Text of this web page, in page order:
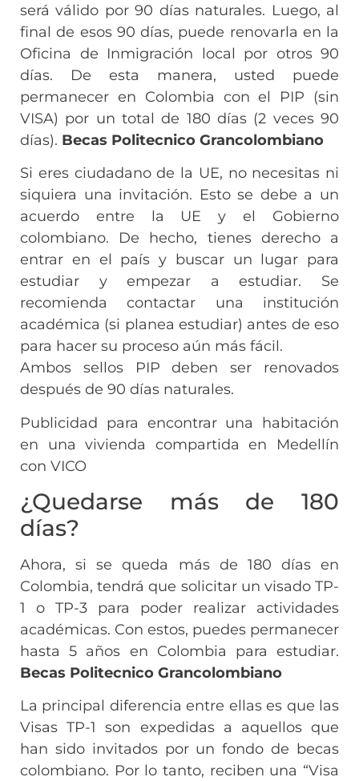
será válido por 90 días naturales. Luego, al
final de esos 90 días, puede renovarla en la
Oficina de Inmigración local por otros 90
días. De esta manera, usted puede
permanecer en Colombia con el PIP (sin
VISA) por un total de 180 días (2 veces 90
días). Becas Politecnico Grancolombiano
Si eres ciudadano de la UE, no necesitas ni
siquiera una invitación. Esto se debe a un
acuerdo entre la UE y el Gobierno
colombiano. De hecho, tienes derecho a
entrar en el país y buscar un lugar para
estudiar y empezar a estudiar. Se
recomienda contactar una institución
académica (si planea estudiar) antes de eso
para hacer su proceso aún más fácil.
Ambos sellos PIP deben ser renovados
después de 90 días naturales.
Publicidad para encontrar una habitación
en una vivienda compartida en Medellín
con VICO
¿Quedarse más de 180
días?
Ahora, si se queda más de 180 días en
Colombia, tendrá que solicitar un visado TP-
1 o TP-3 para poder realizar actividades
académicas. Con estos, puedes permanecer
hasta 5 años en Colombia para estudiar.
Becas Politecnico Grancolombiano
La principal diferencia entre ellas es que las
Visas TP-1 son expedidas a aquellos que
han sido invitados por un fondo de becas
colombiano. Por lo tanto, reciben una “Visa